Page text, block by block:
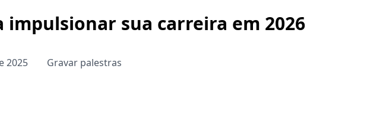
sua carreira em 2026
2025 Gravar palestras